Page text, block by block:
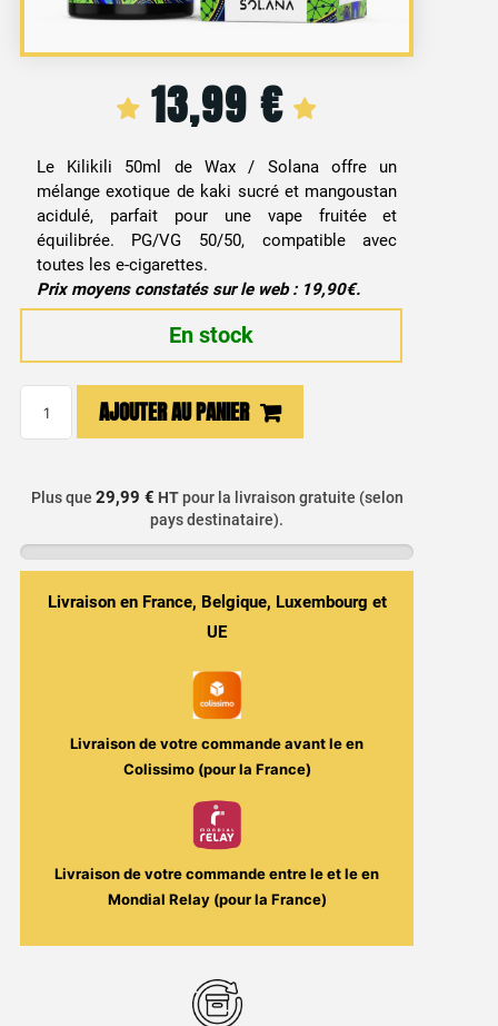
13,99 €
Le Kilikili 50ml de Wax / Solana offre un
mélange exotique de kaki sucré et mangoustan
acidulé, parfait pour une vape fruitée et
équilibrée. PG/VG 50/50, compatible avec
toutes les e-cigarettes.
Prix moyens constatés sur le web : 19,90€.
En stock
Ramboutan
AJOUTER AU PANIER
Plus que 29,99 € HTpour la livraison gratuite (selon
pays destinataire).
Livraison en France, Belgique, Luxembourg et
UE
Livraison de votre commande avant leen
Colissimo (pour la France)
Livraison de votre commande entre leet leen
Mondial Relay (pour la France)